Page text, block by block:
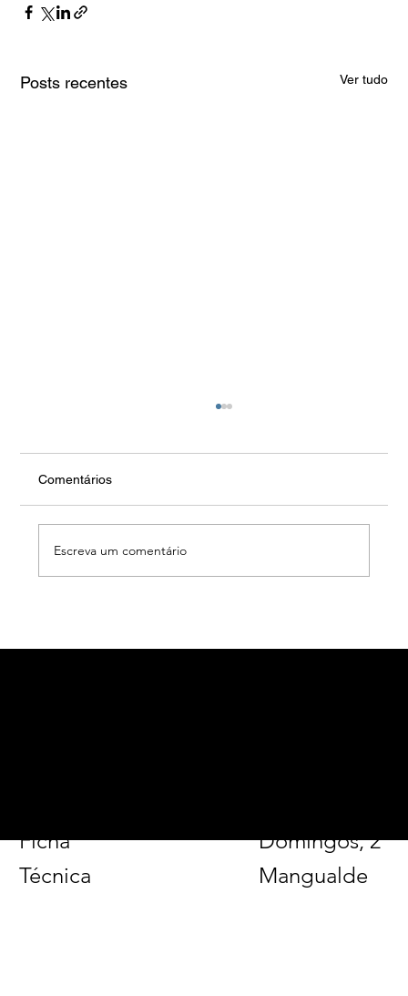
Posts recentes Ver tudo
Comentários
Escreva um comentário
Ficha
Técnica
Domingos, 2
Mangualde